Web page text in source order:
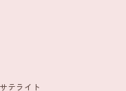
テライト